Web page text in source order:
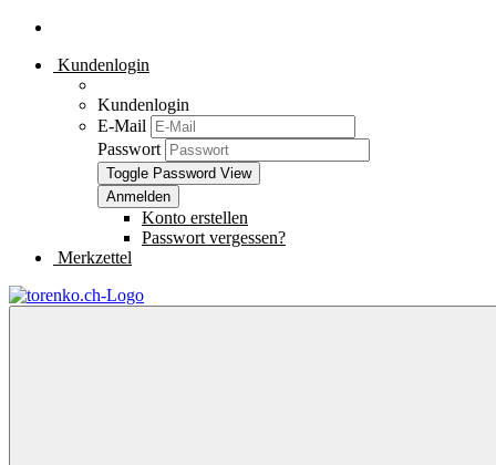
Kundenlogin
Kundenlogin
E-Mail
Passwort
Toggle Password View
Konto erstellen
Passwort vergessen?
Merkzettel